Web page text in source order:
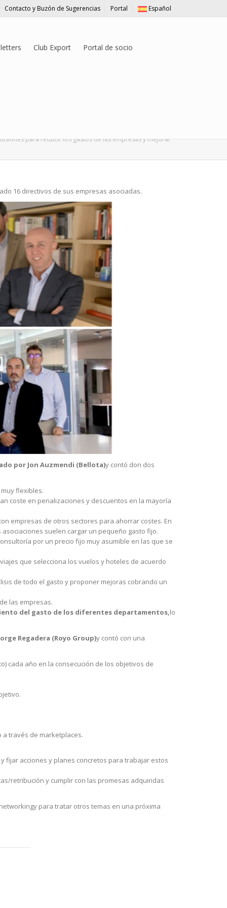
Contacto y Buzón de Sugerencias Portal Español
Club Export Portal de socio
General con
mejorar la gestión de
para reducir los gastos de las empresas y mejorar
16 directivos de sus empresas asociadas.
por Jon Auzmendi (Bellota)y contó don dos
flexibles.
coste en penalizaciones y descuentos en la mayoría
empresas de otros sectores para ahorrar costes. En
suelen cargar un pequeño gasto fijo.
por un precio fijo muy asumible en las que se
que selecciona los vuelos y hoteles de acuerdo
de todo el gasto y proponer mejoras cobrando un
las empresas.
del gasto de los diferentes departamentos,lo
Regadera (Royo Group)y contó con una
cada año en la consecución de los objetivos de
a través de marketplaces.
fijar acciones y planes concretos para trabajar estos
retribución y cumplir con las promesas adquiridas
para tratar otros temas en una próxima